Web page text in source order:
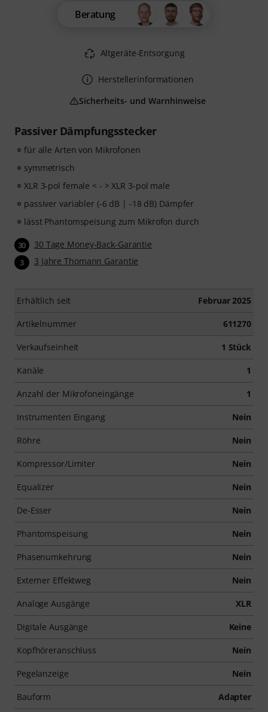
Passiver Dämpfungsstecker
für alle Arten von Mikrofonen
symmetrisch
XLR 3-pol female < - > XLR 3-pol male
passiver variabler (-6 dB | -18 dB) Dämpfer
lässt Phantomspeisung zum Mikrofon durch
30 30 Tage Money-Back-Garantie
3 3 Jahre Thomann Garantie
Erhältlich seit Februar 2025
Artikelnummer 611270
Verkaufseinheit 1 Stück
Kanäle 1
Anzahl der Mikrofoneingänge 1
Instrumenten Eingang Nein
Röhre Nein
Kompressor/Limiter Nein
Equalizer Nein
De-Esser Nein
Phantomspeisung Nein
Phasenumkehrung Nein
Externer Effektweg Nein
Analoge Ausgänge XLR
Digitale Ausgänge Keine
Kopfhöreranschluss Nein
Pegelanzeige Nein
Bauform Adapter
Beratung
Altgeräte-Entsorgung
Herstellerinformationen
Sicherheits- und Warnhinweise